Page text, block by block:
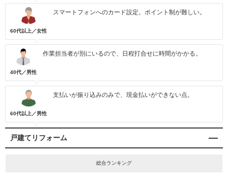
60代以上／女性
スマートフォンへのカード設定。ポイント制が難しい。
40代／男性
作業担当者が別にいるので、日程打合せに時間がかかる。
60代以上／男性
支払いが振り込みのみで、現金払いができない点。
戸建てリフォーム
総合ランキング